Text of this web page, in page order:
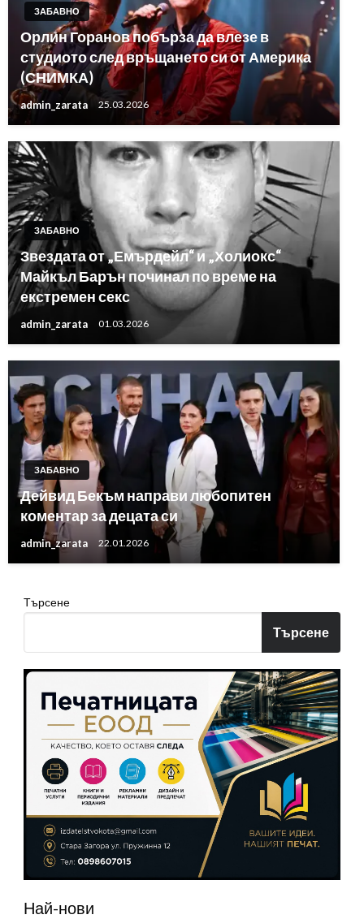
ЗАБАВНО
Орлин Горанов побърза да влезе в
студиото след връщането си от Америка
(СНИМКА)
admin_zarata 25.03.2026
ЗАБАВНО
Звездата от „Емърдейл“ и „Холиокс“
Майкъл Барън починал по време на
екстремен секс
admin_zarata 01.03.2026
ЗАБАВНО
Дейвид Бекъм направи любопитен
коментар за децата си
admin_zarata 22.01.2026
Търсене
Търсене
Най-нови